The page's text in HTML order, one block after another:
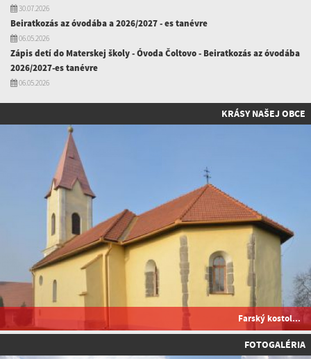
30.07.2026
Beiratkozás az óvodába a 2026/2027 - es tanévre
06.05.2026
Zápis detí do Materskej školy - Óvoda Čoltovo - Beiratkozás az óvodába
2026/2027-es tanévre
06.05.2026
KRÁSY NAŠEJ OBCE
Farský kostol...
FOTOGALÉRIA